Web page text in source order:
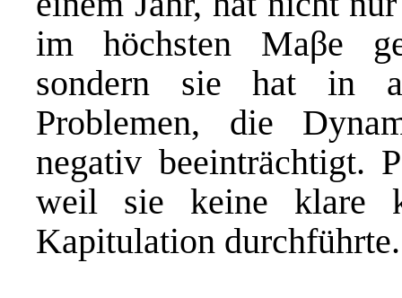
im höchsten Maβe
sondern sie hat in
Problemen, die
negativ beeinträchtigt.
weil sie keine klare
Kapitulation durchführte.